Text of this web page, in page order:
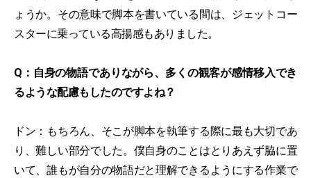
ょうか。その意味で脚本を書いている間は、ジェットコー
スターに乗っている高揚感もありました。
Q：自身の物語でありながら、多くの観客が感情移入でき
るような配慮もしたのですよね？
ドン：もちろん、そこが脚本を執筆する際に最も大切であ
り、難しい部分でした。僕自身のことはとりあえず脇に置
いて、誰もが自分の物語だと理解できるようにする作業で